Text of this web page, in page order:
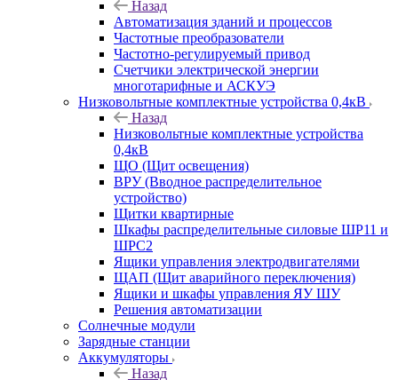
Назад
Автоматизация зданий и процессов
Частотные преобразователи
Частотно-регулируемый привод
Счетчики электрической энергии
многотарифные и АСКУЭ
Низковольтные комплектные устройства 0,4кВ
Назад
Низковольтные комплектные устройства
0,4кВ
ЩО (Щит освещения)
ВРУ (Вводное распределительное
устройство)
Щитки квартирные
Шкафы распределительные силовые ШР11 и
ШРС2
Ящики управления электродвигателями
ЩАП (Щит аварийного переключения)
Ящики и шкафы управления ЯУ ШУ
Решения автоматизации
Солнечные модули
Зарядные станции
Аккумуляторы
Назад